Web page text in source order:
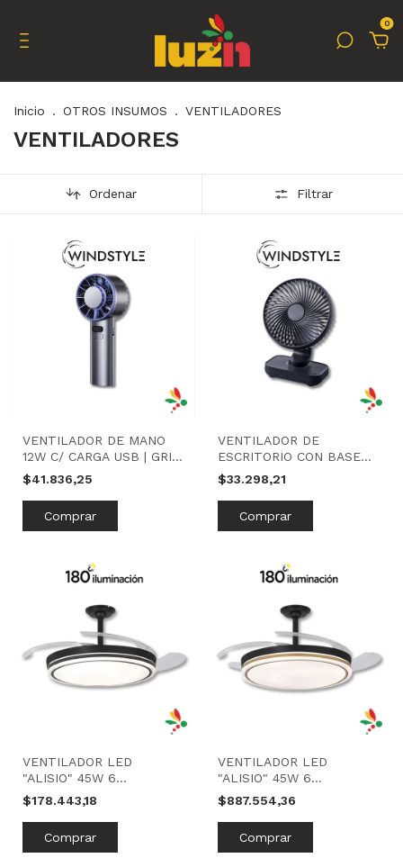
0
Inicio . OTROS INSUMOS . VENTILADORES
VENTILADORES
Ordenar Filtrar
VENTILADOR DE MANO
12W C/ CARGA USB | GRIS
| WINDSTYLE
$41.836,25
VENTILADOR DE
ESCRITORIO CON BASE
4W | NEGRO | WINDSTYLE
$33.298,21
VENTILADOR LED
"ALISIO" 45W 6
VELOCIDADES | NEGRO |
180 ILUMINACIÓN
$178.443,18
VENTILADOR LED
"ALISIO" 45W 6
VELOCIDADES | MADERA |
180 ILUMINACIÓN
$887.554,36